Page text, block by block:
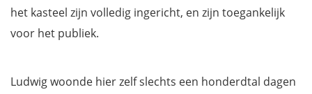
Loreley, Sankt Goarshausen
Schloss Sanssouci, Potsdam
Burg Eltz
het kasteel zijn volledig ingericht, en zijn toegankelijk
voor het publiek.
Ludwig woonde hier zelf slechts een honderdtal dagen